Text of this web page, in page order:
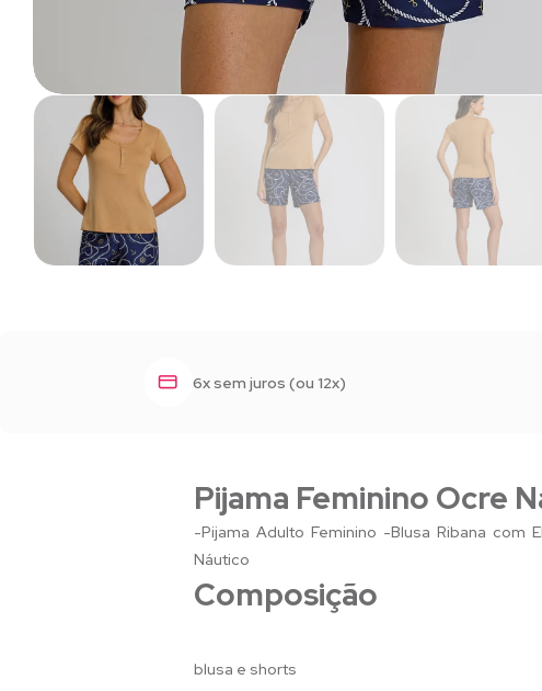
6x sem juros (ou 12x)
Pijama Feminino Ocre
-Pijama Adulto Feminino -Blusa Ribana com
Náutico
Composição
blusa e shorts